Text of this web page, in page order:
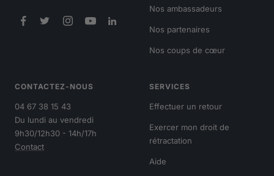
Nos ambassadeurs
Nos partenaires
Nos coups de cœur
CONTACTEZ-NOUS
04 67 38 15 43
Du lundi au vendredi
9h30/12h30 - 14h/17h
Contact
SERVICES
Effectuer un retour
Exercer mon droit de
rétractation
Aide